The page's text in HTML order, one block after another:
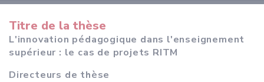
Titre de la thèse
L'innovation pédagogique dans l'enseignement
supérieur : le cas de projets RITM
Directeurs de thèse